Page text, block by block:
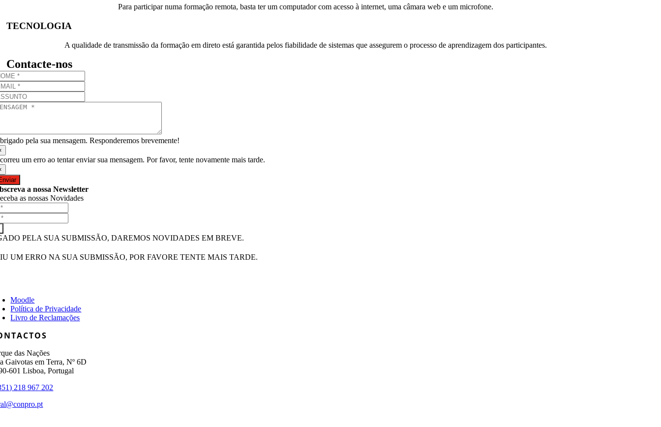
Para participar numa formação remota, basta ter um computador com acesso à internet, uma câmara web e um microfone.
TECNOLOGIA
A qualidade de transmissão da formação em direto está garantida pelos fiabilidade de sistemas que assegurem o processo de aprendizagem dos participantes.
Contacte-nos
pela sua mensagem. Responderemos brevemente!
um erro ao tentar enviar sua mensagem. Por favor, tente novamente mais tarde.
a nossa Newsletter
as nossas Novidades
PELA SUA SUBMISSÃO, DAREMOS NOVIDADES EM BREVE.
UM ERRO NA SUA SUBMISSÃO, POR FAVORE TENTE MAIS TARDE.
Moodle
Política de Privacidade
Livro de Reclamações
das Nações
Gaivotas em Terra, Nº 6D
601 Lisboa, Portugal
218 967 202